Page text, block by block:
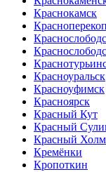
Краснокамск
Красноуральск
Красноуфимск
Красноярск
Красный Кут
Красный
Красный Холм
Кремёнки
Кропоткин